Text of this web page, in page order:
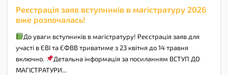
Реєстрація заяв вступників в магістратуру 2026
вже розпочалась!
До уваги вступників в магістратуру! Реєстрація заяв для
участі в ЄВІ та ЄФВВ триватиме з 23 квітня до 14 травня
включно.
Детальна інформація за посиланням ВСТУП ДО
МАГІСТРАТУРИ...